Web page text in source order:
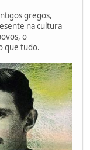
gregos,
na cultura
o
que tudo.